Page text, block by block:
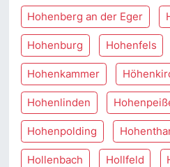
Hohenberg an der Eger
Hohenburg Hohenfels
Hohenkammer
Hohenlinden
Hohenpolding
Hollenbach Hollfeld